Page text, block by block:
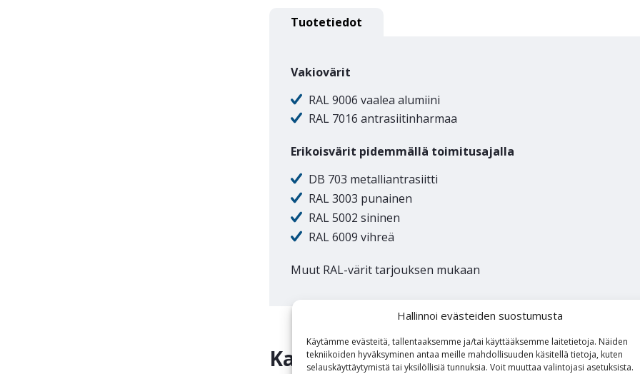
Hallinnoi evästeiden suostumusta
Käytämme evästeitä, tallentaaksemme ja/tai käyttääksemme laitetietoja. Näiden
tekniikoiden hyväksyminen antaa meille mahdollisuuden käsitellä tietoja, kuten
selauskäyttäytymistä tai yksilöllisiä tunnuksia. Voit muuttaa valintojasi asetuksista.
Tuotetiedot
Vakiovärit
RAL 9006 vaalea alumiini
RAL 7016 antrasiitinharmaa
Erikoisvärit pidemmällä toimitusajalla
DB 703 metalliantrasiitti
RAL 3003 punainen
RAL 5002 sininen
RAL 6009 vihreä
Muut RAL-värit tarjouksen mukaan
Katso myös